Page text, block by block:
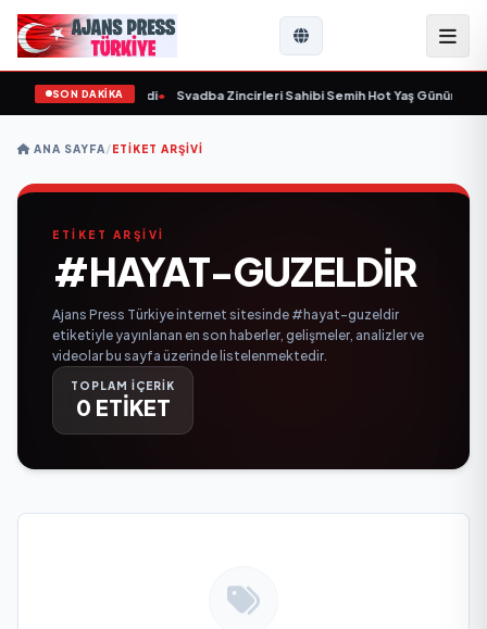
SON DAKİKA
yaşamını yitirdi• Svadba Zincirleri Sahibi Semih Hot Yaş Gününü
ANA SAYFA/ETIKET ARŞIVI
ETİKET ARŞİVİ
#HAYAT-GUZELDIR
Ajans Press Türkiye internet sitesinde #hayat-guzeldir
etiketiyle yayınlanan en son haberler, gelişmeler, analizler ve
videolar bu sayfa üzerinde listelenmektedir.
TOPLAM İÇERİK
0 ETİKET